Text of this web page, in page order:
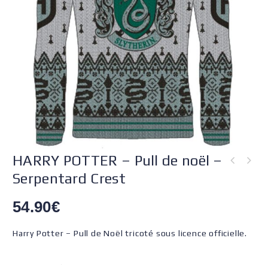
HARRY POTTER – Pull de noël –
Serpentard Crest
54.90€
Harry Potter – Pull de Noël tricoté sous licence officielle.